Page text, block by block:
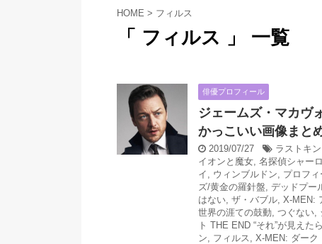
HOME > フィルス
「 フィルス 」 一覧
俳優プロフィール
ジェームズ・マカヴ
かっこいい画像まと
2019/07/27 ラストキ
イオンと魔女, 名探偵シャー
イ , ウィンブルドン, プロフィ
ズ/黄金の羅針盤, デッドプー
はない, ザ・バブル, X-MEN:
世界の涯ての鼓動, つぐない,
ト THE END “それ”が見えた
ン, フィルス, X-MEN: ダーク